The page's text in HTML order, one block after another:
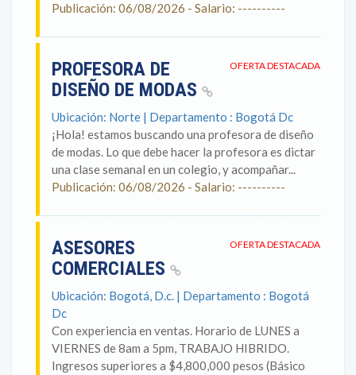
Publicación: 06/08/2026 - Salario: ----------
OFERTA DESTACADA
PROFESORA DE
DISEÑO DE MODAS
Ubicación: Norte | Departamento : Bogotá Dc
¡Hola! estamos buscando una profesora de diseño
de modas. Lo que debe hacer la profesora es dictar
una clase semanal en un colegio, y acompañar...
Publicación: 06/08/2026 - Salario: ----------
OFERTA DESTACADA
ASESORES
COMERCIALES
Ubicación: Bogotá, D.c. | Departamento : Bogotá
Dc
Con experiencia en ventas. Horario de LUNES a
VIERNES de 8am a 5pm, TRABAJO HIBRIDO.
Ingresos superiores a $4,800,000 pesos (Básico